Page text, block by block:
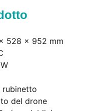
528 × 952 mm
rubinetto
del drone